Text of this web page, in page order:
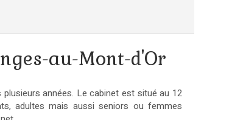
au-Mont-d'Or
plusieurs années. Le cabinet est situé au 12
adultes mais aussi seniors ou femmes